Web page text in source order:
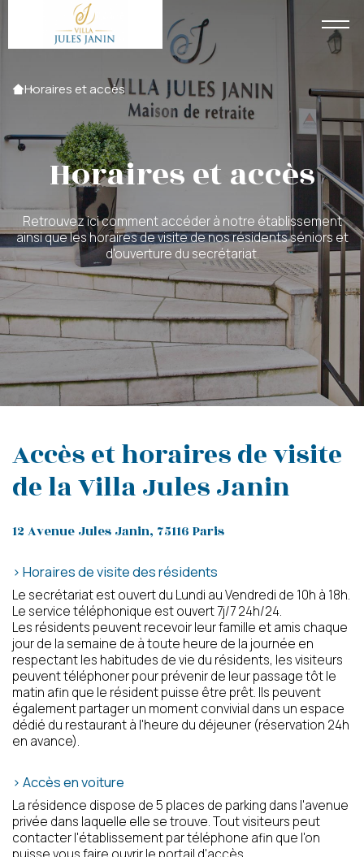
Votre message a bien été envoyé
Accueil
Horaires et accès
Horaires et accès
Retrouvez ici comment accéder à notre établissement
ainsi que les horaires de visite de nos résidents séniors et
d'ouverture du secrétariat.
Accès et horaires de visite
de la Villa Jules Janin
12 Avenue Jules Janin, 75116 Paris
> Horaires de visite des résidents
Le secrétariat est ouvert du Lundi au Vendredi de 10h à 18h.
Le service téléphonique est ouvert 7j/7 24h/24.
Les résidents peuvent recevoir leur famille et amis chaque
jour de la semaine de à toute heure de la journée en
respectant les habitudes de vie du résidents, les visiteurs
peuvent téléphoner pour prévenir de leur passage tôt le
matin afin que le résident puisse être prêt. Ils peuvent
également partager un moment convivial dans un espace
dédié du restaurant à l'heure du déjeuner (réservation 24h
en avance).
> Accès en voiture
La résidence dispose de 5 places de parking dans l'avenue
privée dans laquelle elle se trouve. Tout visiteurs peut
contacter l'établissement par téléphone afin que l'on